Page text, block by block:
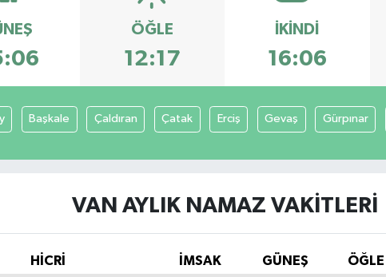
ÖĞLE
12:17
İKINDI
16:06
Başkale Çaldıran Çatak Erciş Gevaş Gürpınar
VAN AYLIK NAMAZ VAKITLERI
HİCRİ İMSAK GÜNEŞ ÖĞLE